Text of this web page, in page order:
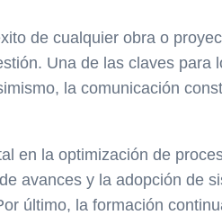
de cualquier obra o
Una de las claves para
la comunicación
en la optimización de
avances y la adopción de
último, la formación